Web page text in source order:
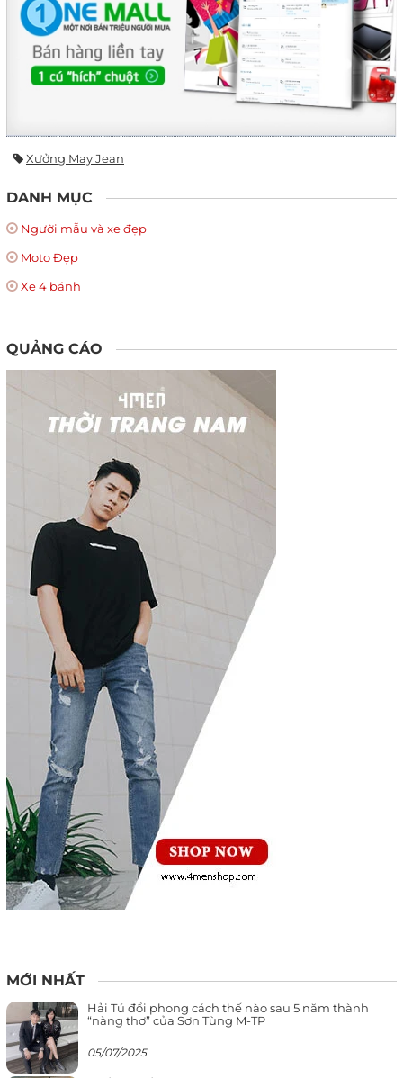
Xưởng May Jean
DANH MỤC
Người mẫu và xe đẹp
Moto Đẹp
Xe 4 bánh
QUẢNG CÁO
MỚI NHẤT
Hải Tú đổi phong cách thế nào sau 5 năm thành
“nàng thơ” của Sơn Tùng M-TP
05/07/2025